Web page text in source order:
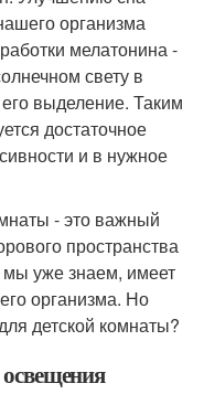
организма
мелатонина -
свету в
выделение. Таким
достаточное
и в нужное
- это важный
пространства
мы уже знаем, имеет
организма. Но
детской комнаты?